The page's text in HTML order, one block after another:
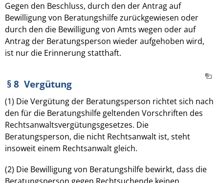
Gegen den Beschluss, durch den der Antrag auf
Bewilligung von Beratungshilfe zurückgewiesen oder
durch den die Bewilligung von Amts wegen oder auf
Antrag der Beratungsperson wieder aufgehoben wird,
ist nur die Erinnerung statthaft.
§ 8 Vergütung
(1) Die Vergütung der Beratungsperson richtet sich nach
den für die Beratungshilfe geltenden Vorschriften des
Rechtsanwaltsvergütungsgesetzes. Die
Beratungsperson, die nicht Rechtsanwalt ist, steht
insoweit einem Rechtsanwalt gleich.
(2) Die Bewilligung von Beratungshilfe bewirkt, dass die